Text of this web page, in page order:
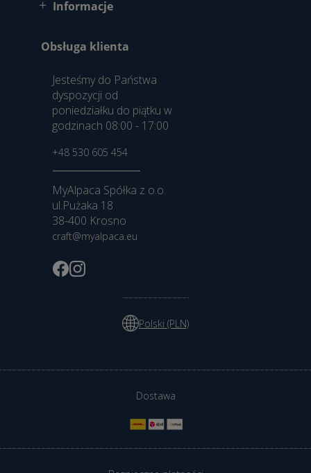
Informacje
Obsługa klienta
Jesteśmy do Państwa
dyspozycji od
poniedziałku do piątku w
godzinach 08:00 - 17:00
+48 530 605 454
MyAlpaca Spółka z o.o.
ul.Pużaka 18
38-400 Krosno
craft@myalpaca.eu
Polski (PLN)
Dostawa